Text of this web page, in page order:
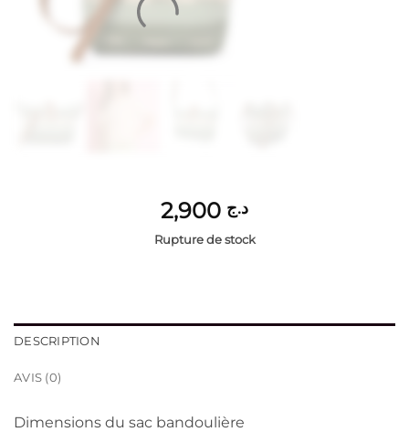
د.ج
Rupture de stock
DESCRIPTION
AVIS (0)
Dimensions du sac bandoulière